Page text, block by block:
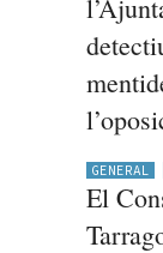
GENERAL
El